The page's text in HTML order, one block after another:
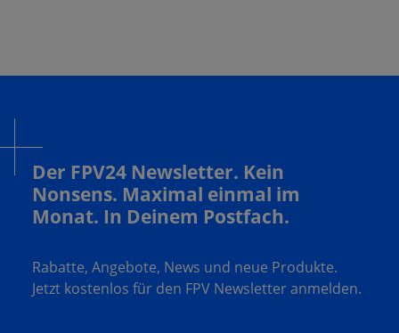
Der FPV24 Newsletter. Kein
Nonsens. Maximal einmal im
Monat. In Deinem Postfach.
Rabatte, Angebote, News und neue Produkte.
Jetzt kostenlos für den FPV Newsletter anmelden.